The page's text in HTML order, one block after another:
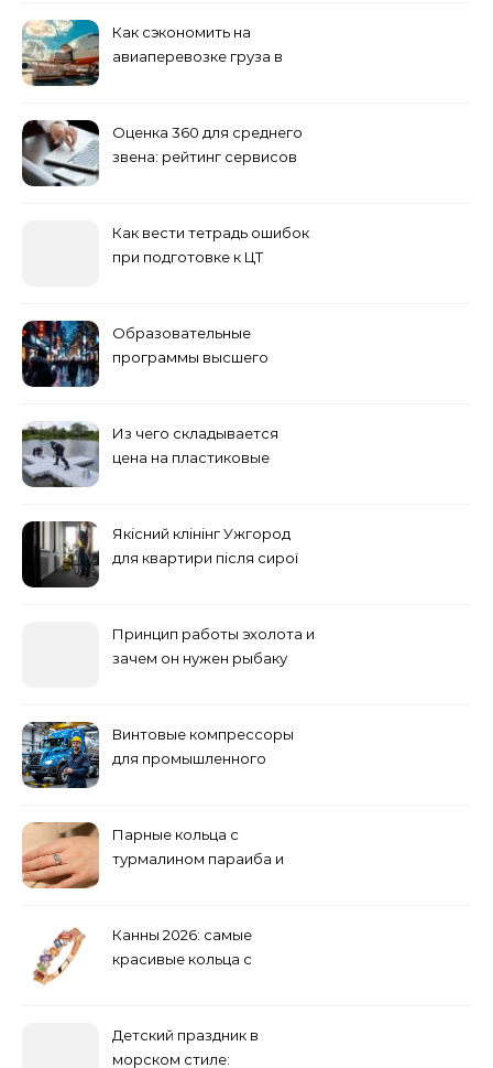
Как сэкономить на
авиаперевозке груза в
Оценка 360 для среднего
звена: рейтинг сервисов
Как вести тетрадь ошибок
при подготовке к ЦТ
Образовательные
программы высшего
Из чего складывается
цена на пластиковые
Якісний клінінг Ужгород
для квартири після сирої
Принцип работы эхолота и
зачем он нужен рыбаку
Винтовые компрессоры
для промышленного
Парные кольца с
турмалином параиба и
Канны 2026: самые
красивые кольца с
Детский праздник в
морском стиле: